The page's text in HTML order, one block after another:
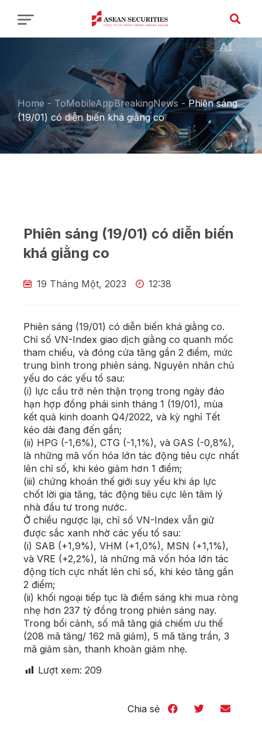
Home - ToMobileAppBreakingNews - Phiên sáng
(19/01) có diễn biến khá giằng co
Phiên sáng (19/01) có diễn biến
khá giằng co
19 Tháng Một, 2023 12:38
Phiên sáng (19/01) có diễn biến khá giằng co.
Chỉ số VN-Index giao dịch giằng co quanh mốc
tham chiếu, và đóng cửa tăng gần 2 điểm, mức
trung bình trong phiên sáng. Nguyên nhân chủ
yếu do các yếu tố sau:
(i) lực cầu trở nên thận trọng trong ngày đáo
hạn hợp đồng phái sinh tháng 1 (19/01), mùa
kết quả kinh doanh Q4/2022, và kỳ nghỉ Tết
kéo dài đang đến gần;
(ii) HPG (-1,6%), CTG (-1,1%), và GAS (-0,8%),
là những mã vốn hóa lớn tác động tiêu cực nhất
lên chỉ số, khi kéo giảm hơn 1 điểm;
(iii) chứng khoán thế giới suy yếu khi áp lực
chốt lời gia tăng, tác động tiêu cực lên tâm lý
nhà đầu tư trong nước.
Ở chiều ngược lại, chỉ số VN-Index vẫn giữ
được sắc xanh nhờ các yếu tố sau:
(i) SAB (+1,9%), VHM (+1,0%), MSN (+1,1%),
và VRE (+2,2%), là những mã vốn hóa lớn tác
động tích cực nhất lên chỉ số, khi kéo tăng gần
2 điểm;
(ii) khối ngoại tiếp tục là điểm sáng khi mua ròng
nhẹ hơn 237 tỷ đồng trong phiên sáng nay.
Trong bối cảnh, số mã tăng giá chiếm ưu thế
(208 mã tăng/ 162 mã giảm), 5 mã tăng trần, 3
mã giảm sàn, thanh khoản giảm nhẹ.
Lượt xem: 209
Chia sẻ